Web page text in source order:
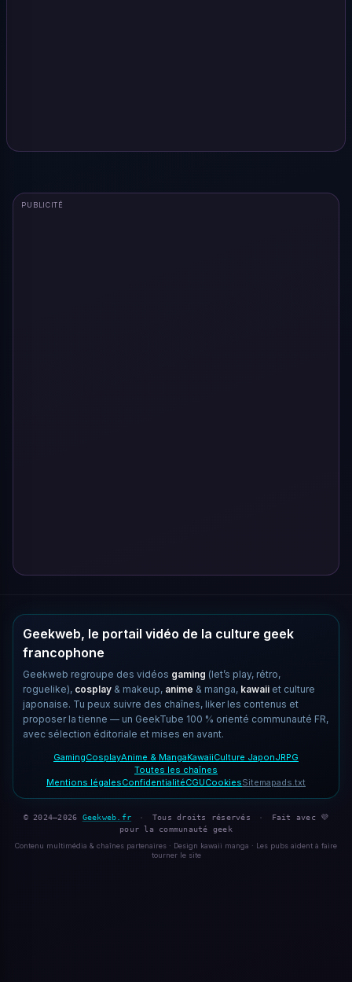
PUBLICITÉ
Geekweb, le portail vidéo de la culture geek
francophone
Geekweb regroupe des vidéos gaming (let’s play, rétro,
roguelike), cosplay & makeup, anime & manga, kawaii et culture
japonaise. Tu peux suivre des chaînes, liker les contenus et
proposer la tienne — un GeekTube 100 % orienté communauté FR,
avec sélection éditoriale et mises en avant.
GamingCosplayAnime & MangaKawaiiCulture JaponJRPG
Toutes les chaînes
Mentions légalesConfidentialitéCGUCookiesSitemapads.txt
© 2024–2026 Geekweb.fr · Tous droits réservés ·
Fait avec 💜
pour la communauté geek
Contenu multimédia & chaînes partenaires · Design kawaii manga · Les pubs aident à faire
tourner le site